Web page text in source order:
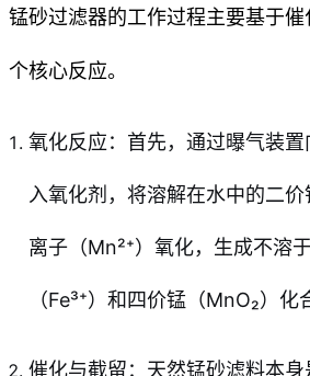
锰砂过滤器的工作过程主要基于
个核心反应。
氧化反应：首先，通过曝气装
入氧化剂，将溶解在水中的二
离子（Mn²⁺）氧化，生成不溶
（Fe³⁺）和四价锰（MnO₂）化
催化与截留：天然锰砂滤料本